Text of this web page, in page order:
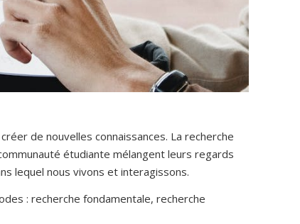
de nouvelles connaissances. La recherche
étudiante mélangent leurs regards
lequel nous vivons et interagissons.
: recherche fondamentale, recherche